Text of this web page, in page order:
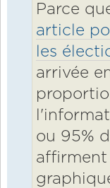
Parce
article
les
arrivée
ou 95%